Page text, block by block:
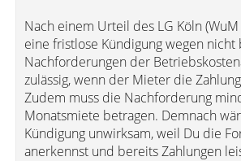
Nach einem Urteil des LG Köln
eine fristlose Kündigung wegen nicht
Nachforderungen der
zulässig, wenn der Mieter die
Zudem muss die Nachforderung
Monatsmiete betragen. Demnach
Kündigung unwirksam, weil Du die
anerkennst und bereits Zahlungen